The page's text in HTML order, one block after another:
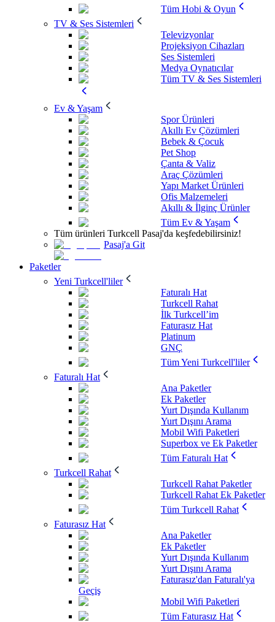
Tüm Hobi & Oyun
TV & Ses Sistemleri
Televizyonlar
Projeksiyon Cihazları
Ses Sistemleri
Medya Oynatıcılar
Tüm TV & Ses Sistemleri
Ev & Yaşam
Spor Ürünleri
Akıllı Ev Çözümleri
Bebek & Çocuk
Pet Shop
Çanta & Valiz
Araç Çözümleri
Yapı Market Ürünleri
Ofis Malzemeleri
Akıllı & İlginç Ürünler
Tüm Ev & Yaşam
Tüm ürünleri Turkcell Pasaj'da keşfedebilirsiniz!
Pasaj'a Git
Paketler
Yeni Turkcell'liler
Faturalı Hat
Turkcell Rahat
İlk Turkcell’im
Faturasız Hat
Platinum
GNÇ
Tüm Yeni Turkcell'liler
Faturalı Hat
Ana Paketler
Ek Paketler
Yurt Dışında Kullanım
Yurt Dışını Arama
Mobil Wifi Paketleri
Superbox ve Ek Paketler
Tüm Faturalı Hat
Turkcell Rahat
Turkcell Rahat Paketler
Turkcell Rahat Ek Paketler
Tüm Turkcell Rahat
Faturasız Hat
Ana Paketler
Ek Paketler
Yurt Dışında Kullanım
Yurt Dışını Arama
Faturasız'dan Faturalı'ya
Geçiş
Mobil Wifi Paketleri
Tüm Faturasız Hat